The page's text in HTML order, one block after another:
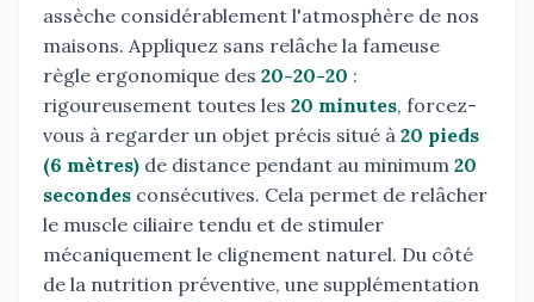
assèche considérablement l'atmosphère de nos
maisons. Appliquez sans relâche la fameuse
règle ergonomique des 20-20-20 :
rigoureusement toutes les 20 minutes, forcez-
vous à regarder un objet précis situé à 20 pieds
(6 mètres) de distance pendant au minimum 20
secondes consécutives. Cela permet de relâcher
le muscle ciliaire tendu et de stimuler
mécaniquement le clignement naturel. Du côté
de la nutrition préventive, une supplémentation